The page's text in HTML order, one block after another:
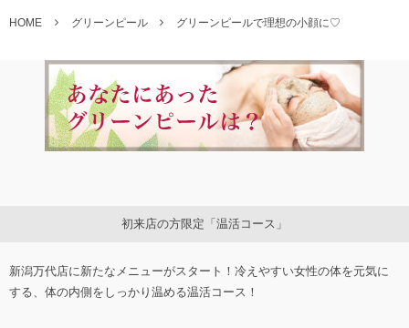
HOME グリーンピール グリーンピールで理想の小顔に♡
初来店の方限定「温活コース」
新潟万代店に新たなメニューがスタート！冷えやすい女性の体を元気に
する、体の内側をしっかり温める温活コース！